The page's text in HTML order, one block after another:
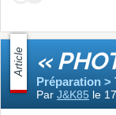
Article «
Préparation >
Par J&K85 le